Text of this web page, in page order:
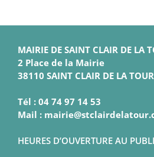
MAIRIE DE SAINT CLAIR DE LA
2 Place de la Mairie
38110 SAINT CLAIR DE LA TOUR
Tél : 04 74 97 14 53
Mail :
HEURES D’OUVERTURE AU